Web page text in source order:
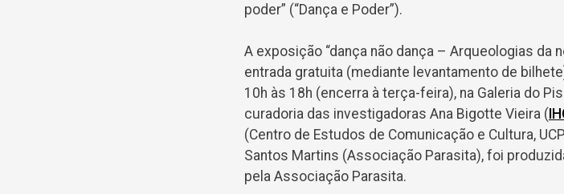
poder” (“Dança e Poder”).
A exposição “dança não dança – Arqueologias da
entrada gratuita (mediante levantamento de
10h às 18h (encerra à terça-feira), na Galeria do
curadoria das investigadoras Ana Bigotte Vieira (
(Centro de Estudos de Comunicação e Cultura,
Santos Martins (Associação Parasita), foi
pela Associação Parasita.